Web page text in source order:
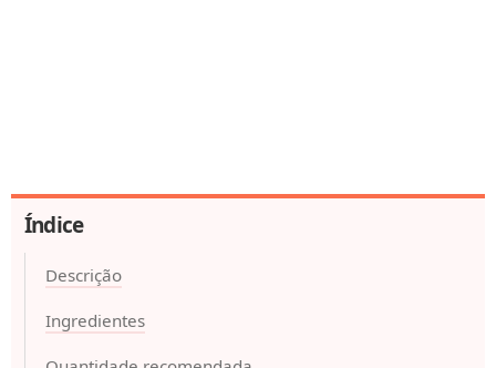
Índice
Descrição
Ingredientes